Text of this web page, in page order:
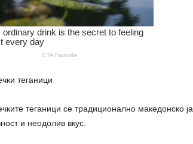
теганици
теганици се традиционално македонско
и неодолив вкус.